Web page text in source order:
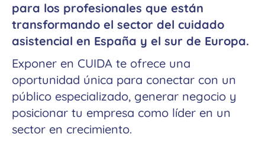
para los profesionales que están
transformando el sector del cuidado
asistencial en España y el sur de Europa.
Exponer en CUIDA te ofrece una
oportunidad única para conectar con un
público especializado, generar negocio y
posicionar tu empresa como líder en un
sector en crecimiento.